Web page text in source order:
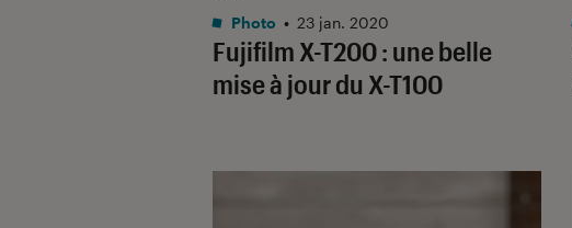
Fujifilm X-T200 : une belle
mise à jour du X-T100
Photo • 23 jan. 2020